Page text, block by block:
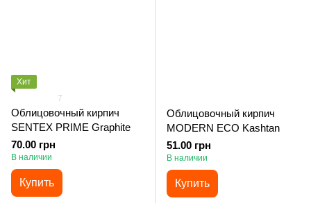
Хит
7
Облицовочный кирпич
SENTEX PRIME Graphite
70.00 грн
В наличии
Купить
Облицовочный кирпич
MODERN ECO Kashtan
51.00 грн
В наличии
Купить